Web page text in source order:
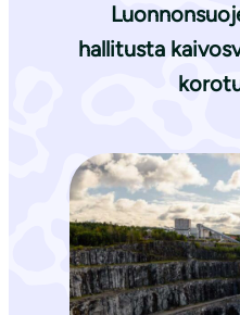
hallitusta